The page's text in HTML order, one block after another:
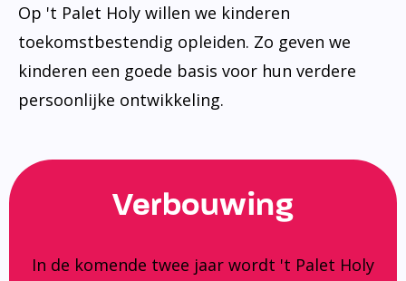
Op 't Palet Holy willen we kinderen
toekomstbestendig opleiden. Zo geven we
kinderen een goede basis voor hun verdere
persoonlijke ontwikkeling.
Verbouwing
In de komende twee jaar wordt 't Palet Holy